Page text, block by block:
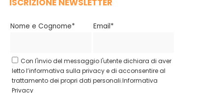
Nome e Cognome* Email*
Con l'invio del messaggio l'utente dichiara di aver
letto l’informativa sulla privacy e di acconsentire al
trattamento dei propri dati personali.Informativa
Privacy